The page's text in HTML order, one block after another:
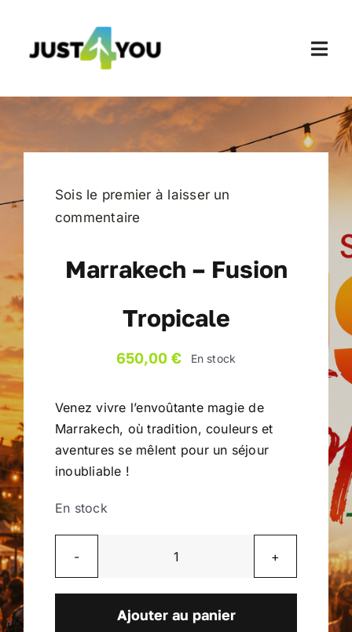
contenu
Accueil
Nos Voyages
Panier
Sois le premier à laisser un
commentaire
Marrakech – Fusion
Tropicale
650,00 € En stock
Venez vivre l’envoûtante magie de
Marrakech, où tradition, couleurs et
aventures se mêlent pour un séjour
inoubliable !
En stock
quantité
Marrakech
Ajouter au panier